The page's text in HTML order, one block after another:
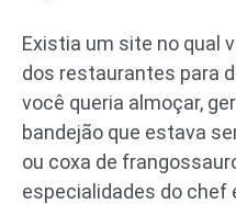
Existia um site no qual
dos restaurantes para
você queria almoçar,
bandejão que estava
ou coxa de
especialidades do chef